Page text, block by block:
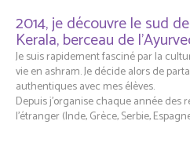
2014, je découvre le sud
Kerala, berceau de
Je suis rapidement fasciné par la
vie en ashram. Je décide alors de
authentiques avec mes élèves.
Depuis j’organise chaque année des
l’étranger (Inde, Grèce, Serbie,